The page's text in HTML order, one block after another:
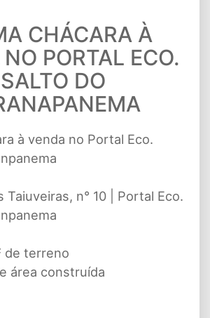
CHÁCARA À
PORTAL ECO.
SALTO DO
à venda no Portal Eco.
Taiuveiras, n° 10 | Portal Eco.
de terreno
área construída